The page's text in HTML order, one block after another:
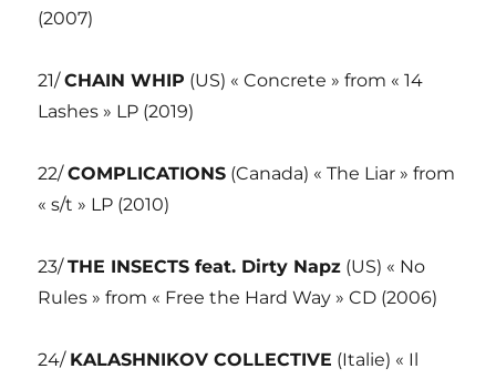
(2007)
21/CHAIN WHIP (US) « Concrete » from « 14
Lashes » LP (2019)
22/COMPLICATIONS (Canada) « The Liar » from
« s/t » LP (2010)
23/THE INSECTS feat. Dirty Napz (US) « No
Rules » from « Free the Hard Way » CD (2006)
24/ KALASHNIKOV COLLECTIVE (Italie) « Il